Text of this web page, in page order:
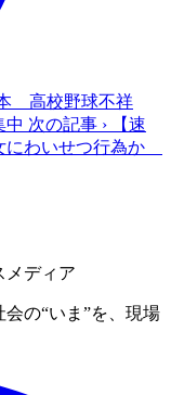
高校野球不祥
中 次の記事 ›
【速
にわいせつ行為か
メディア
の“いま”を、現場